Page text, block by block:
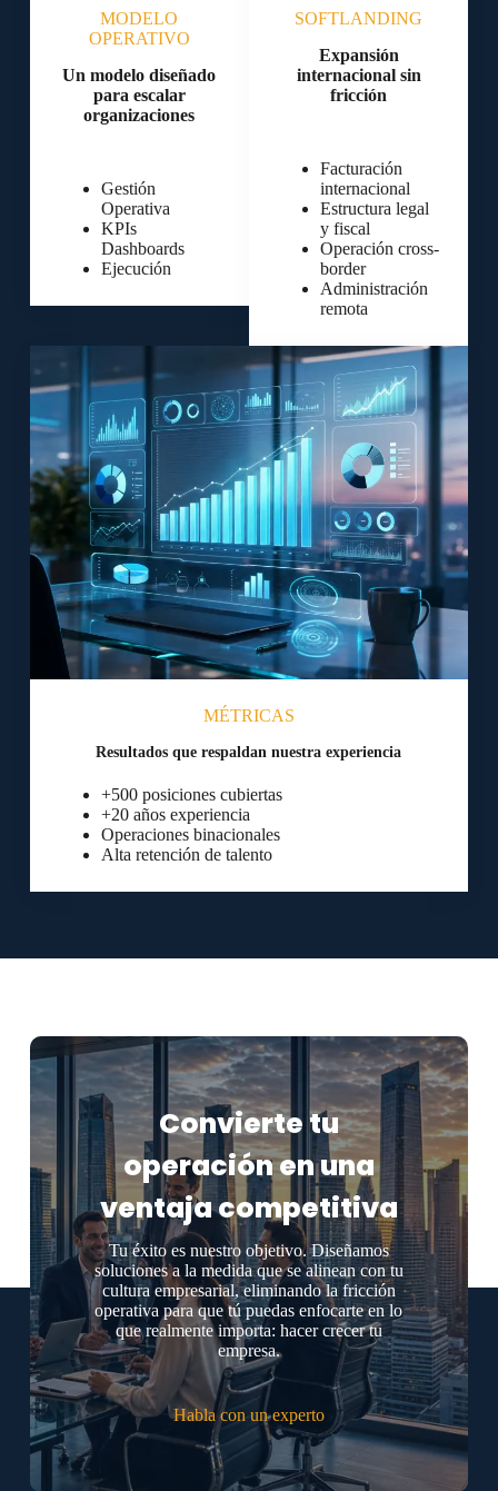
MODELO
OPERATIVO
Un modelo diseñado
para escalar
organizaciones
Gestión
Operativa
KPIs
Dashboards
Ejecución
SOFTLANDING
Expansión
internacional sin
fricción
Facturación
internacional
Estructura legal
y fiscal
Operación cross-
border
Administración
remota
MÉTRICAS
Resultados que respaldan nuestra experiencia
+500 posiciones cubiertas
+20 años experiencia
Operaciones binacionales
Alta retención de talento
Convierte tu
operación en una
ventaja competitiva
Tu éxito es nuestro objetivo. Diseñamos
soluciones a la medida que se alinean con tu
cultura empresarial, eliminando la fricción
operativa para que tú puedas enfocarte en lo
que realmente importa: hacer crecer tu
empresa.
Habla con un experto